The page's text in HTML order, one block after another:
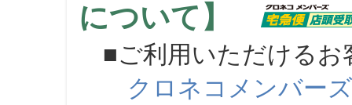
について】
■ご利用いただけるお
クロネコメンバーズ